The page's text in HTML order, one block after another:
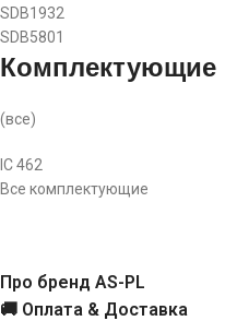
SDB1932
SDB5801
Комплектующие
(все)
IC 462
Все комплектующие
Про бренд AS-PL
🚚 Оплата & Доставка